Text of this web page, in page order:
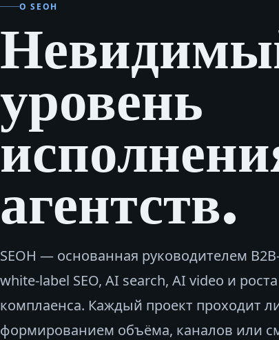
О SEOH
уровень
агентств.
SEOH — основанная руководителем
white-label SEO, AI search, AI video и
комплаенса. Каждый проект проходит
формированием объёма, каналов или